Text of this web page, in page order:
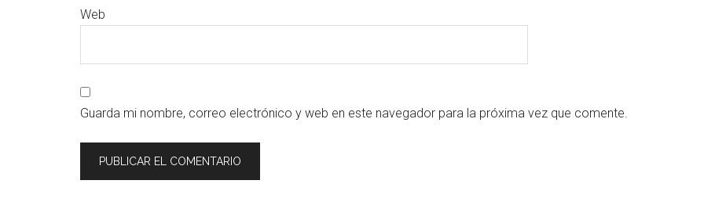
Web
Guarda mi nombre, correo electrónico y web en este navegador para la próxima vez que comente.